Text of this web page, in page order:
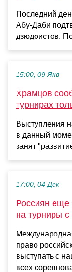
Последний
Абу-Даби
дзюдоистов.
15:00, 09 Янв
Храмцов
турнирах
Выступления
в данный
занят
17:00, 04 Дек
Россиян еще
на турниры
право
выступать с
всех